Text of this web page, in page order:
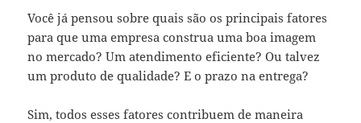
Você já pensou sobre quais são os principais fatores
para que uma empresa construa uma boa imagem
no mercado? Um atendimento eficiente? Ou talvez
um produto de qualidade? E o prazo na entrega?
Sim, todos esses fatores contribuem de maneira